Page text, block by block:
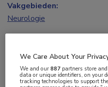
Vakgebieden:
Neurologie
Bewegingsstoornissen
Tags:
We Care About Your
We and our887 partners store
data or unique identifiers, on your
tracking technologies to support